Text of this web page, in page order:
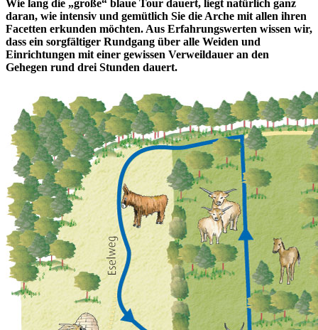
Wie lang die „große“ blaue Tour dauert, liegt natürlich ganz
daran, wie intensiv und gemütlich Sie die Arche mit allen ihren
Facetten erkunden möchten. Aus Erfahrungswerten wissen wir,
dass ein sorgfältiger Rundgang über alle Weiden und
Einrichtungen mit einer gewissen Verweildauer an den
Gehegen rund drei Stunden dauert.